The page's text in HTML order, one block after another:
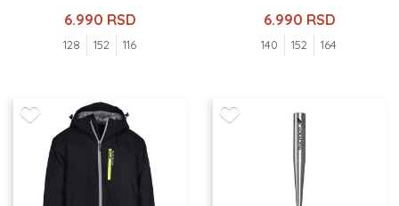
6.990 RSD
128 152 116
6.990 RSD
140 152 164